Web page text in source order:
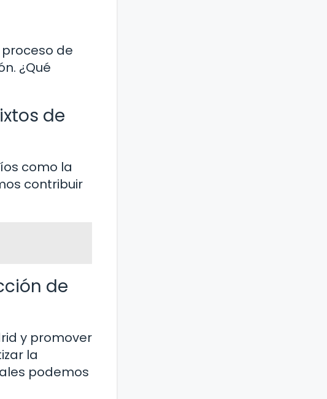
de
¿Qué
de
como la
contribuir
de
y promover
la
podemos